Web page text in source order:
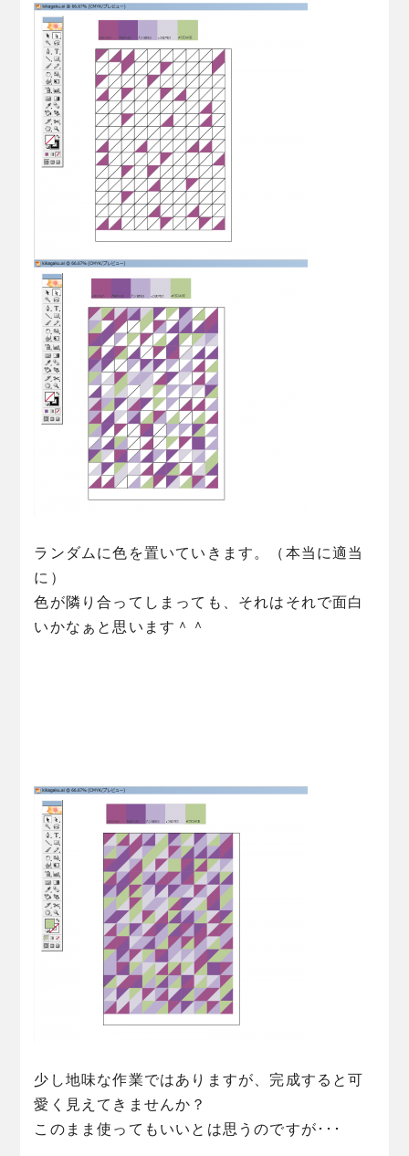
ランダムに色を置いていきます。（本当に適当
に）
色が隣り合ってしまっても、それはそれで面白
いかなぁと思います＾＾
少し地味な作業ではありますが、完成すると可
愛く見えてきませんか？
このまま使ってもいいとは思うのですが･･･